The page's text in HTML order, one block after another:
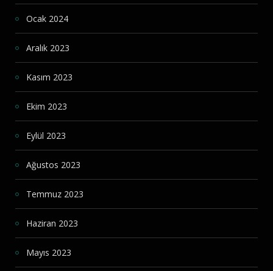
Ocak 2024
Aralık 2023
Kasım 2023
Ekim 2023
Eylül 2023
Ağustos 2023
Temmuz 2023
Haziran 2023
Mayıs 2023